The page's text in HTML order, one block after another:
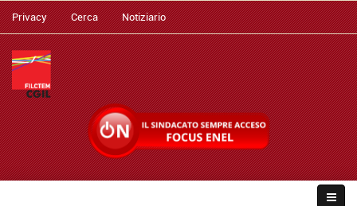
Privacy Cerca Notiziario